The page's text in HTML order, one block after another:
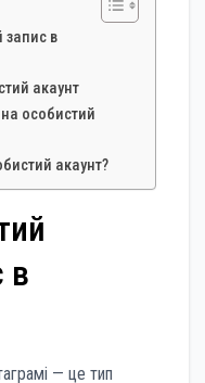
запис в
акаунт
особистий
акаунт?
в
— це тип